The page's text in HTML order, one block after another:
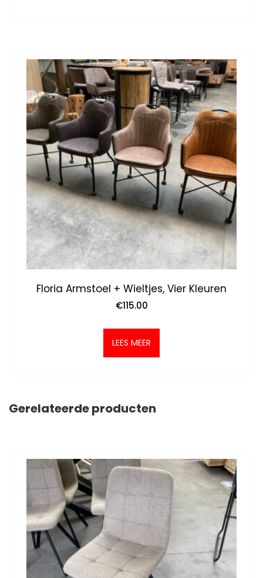
Floria Armstoel + Wieltjes, Vier Kleuren
€115.00
LEES MEER
Gerelateerde producten